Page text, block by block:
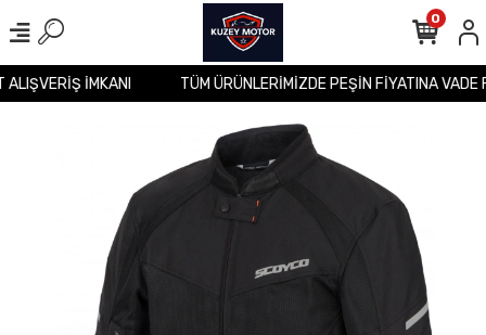
ALIŞVERİŞ İMKANI TÜM ÜRÜNLERİMİZDE PEŞİN FİYATINA
0